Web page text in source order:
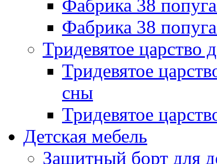
Фабрика 38
Фабрика 38
Тридевятое царство
Тридевятое
сны
Тридевятое
Детская мебель
Защитный борт для